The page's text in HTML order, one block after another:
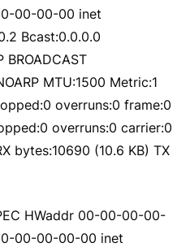
00-00-00 inet
Bcast:0.0.0.0
MTU:1500 Metric:1
overruns:0 frame:0
overruns:0 carrier:0
bytes:10690 (10.6 KB) TX
HWaddr 00-00-00-00-
00-00-00-00 inet